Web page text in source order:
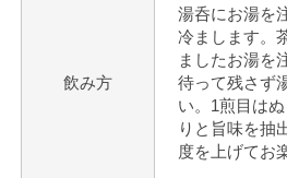
飲み方
湯呑にお湯を
冷まします。
ましたお湯を
待って残さず
い。1煎目は
りと旨味を抽
度を上げてお